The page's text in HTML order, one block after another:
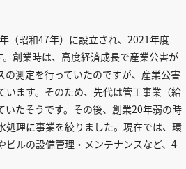
（昭和47年）に設立され、2021年度
創業時は、高度経済成長で産業公害が
測定を行っていたのですが、産業公害
ます。そのため、先代は管工事業（給
たそうです。その後、創業20年弱の時
理に事業を絞りました。現在では、環
ルの設備管理・メンテナンスなど、4